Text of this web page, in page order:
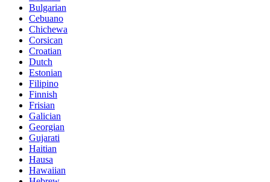
Bulgarian
Cebuano
Chichewa
Corsican
Croatian
Dutch
Estonian
Filipino
Finnish
Frisian
Galician
Georgian
Gujarati
Haitian
Hausa
Hawaiian